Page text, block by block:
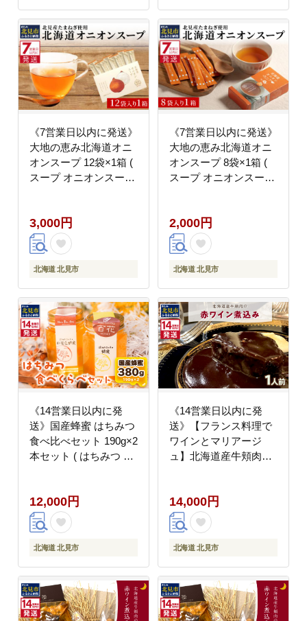
《7営業日以内に発送》
大地の恵み北海道オニ
オンスープ 12袋×1箱 (
スープ オニオンスープ
【125-0101】
3,000円
北海道 北見市
《7営業日以内に発送》
大地の恵み北海道オニ
オンスープ 8袋×1箱 (
スープ オニオンスープ
)【125-0098】
2,000円
北海道 北見市
《14営業日以内に発
送》国産蜂蜜 はちみつ
食べ比べセット 190g×2
本セット ( はちみつ ハ
納税 北見市 北海道北見
市 種田養蜂場 はち ミ
ツバチ )【022-0020】
12,000円
北海道 北見市
《14営業日以内に発
送》【フランス料理で
ワインとマリアージ
ュ】北海道産牛頬肉の
牛肉 ワイン )【140-
0038】
14,000円
北海道 北見市